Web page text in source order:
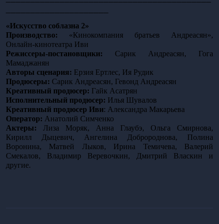
«Искусство соблазна 2»
Производство: «Кинокомпания братьев Андреасян»,
Онлайн-кинотеатра Иви
Режиссеры-постановщики: Сарик Андреасян, Гога
Мамаджанян
Авторы сценария: Ерзия Ертлес, Ия Рудик
Продюсеры: Сарик Андреасян, Гевонд Андреасян
Креативный продюсер: Гайк Асатрян
Исполнительный продюсер: Илья Шувалов
Креативный продюсер Иви: Александра Макарьева
Оператор: Анатолий Симченко
Актеры: Лиза Моряк, Анна Глаубэ, Ольга Смирнова,
Кирилл Дыцевич, Ангелина Добророднова, Полина
Воронина, Матвей Лыков, Ирина Темичева, Валерий
Смекалов, Владимир Веревочкин, Дмитрий Власкин и
другие.